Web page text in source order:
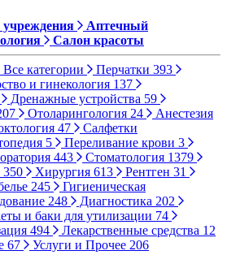
Аптечный
Салон красоты
Все категории Перчатки 393
и гинекология 137
Дренажные устройства 59
Отоларингология 24
Анестезия
47
Салфетки
5 Переливание крови 3
443 Стоматология 1379
350 Хирургия 613 Рентген 31
245
Гигиеническая
248 Диагностика 202
и баки для утилизации 74
494 Лекарственные средства 12
67 Услуги и Прочее 206